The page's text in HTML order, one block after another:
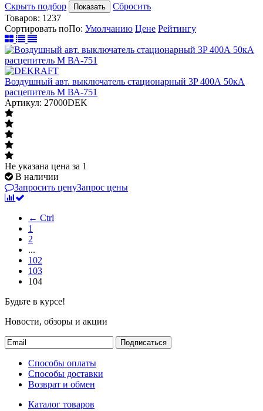
Скрыть подбор
Показать
Сбросить
Товаров: 1237
Сортировать поПо: Умолчанию Цене Рейтингу
Воздушный авт. выключатель стационарный 3P 400А 50кА
расцепитель М ВА-751
Артикул: 27000DEK
Не указана цена за 1
В наличии
Запросить ценуЗапрос цены
← Ctrl
1
2
...
102
103
104
Будьте в курсе!
Новости, обзоры и акции
Подписаться
Способы оплаты
Способы доставки
Возврат и обмен
Каталог товаров